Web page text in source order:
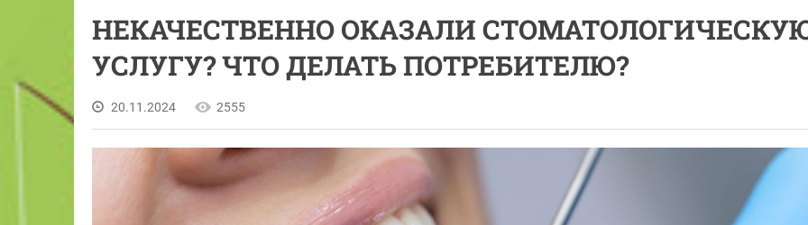
НЕКАЧЕСТВЕННО ОКАЗАЛИ
УСЛУГУ? ЧТО ДЕЛАТЬ ПОТРЕБИТЕЛЮ?
20.11.2024 2555